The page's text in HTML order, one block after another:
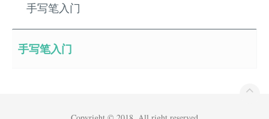
手写笔入门
手写笔入门